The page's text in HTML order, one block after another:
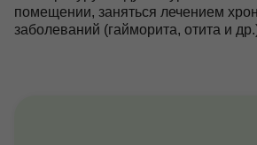
помещении, заняться лечением
заболеваний (гайморита, отита и